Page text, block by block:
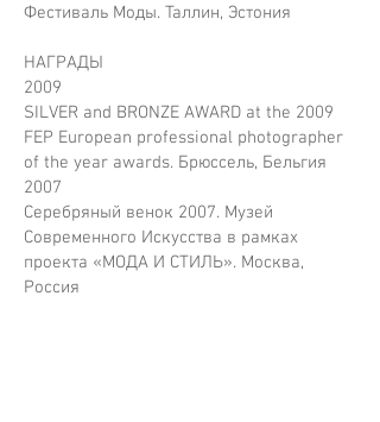
Фестиваль Моды. Таллин, Эстония
НАГРАДЫ
2009
SILVER and BRONZE AWARD at the 2009
FEP European professional photographer
of the year awards. Брюссель, Бельгия
2007
Серебряный венок 2007. Музей
Современного Искусства в рамках
проекта «МОДА И СТИЛЬ». Москва,
Россия